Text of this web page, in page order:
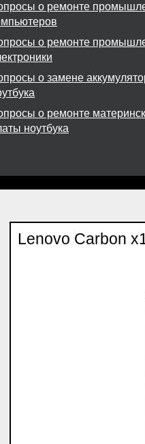
о ремонте
о ремонте
о замене
о ремонте
ноутбука
Lenovo Carbon